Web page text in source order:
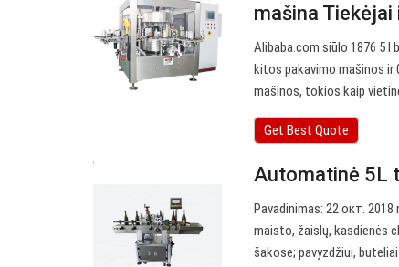
mašina Tiekėjai
Alibaba.com siūlo 1876 5 l
kitos pakavimo mašinos ir
mašinos, tokios kaip
Get Best Quote
Automatinė 5L
Pavadinimas: 22 окт.
maisto, žaislų, kasdienės
šakose; pavyzdžiui,